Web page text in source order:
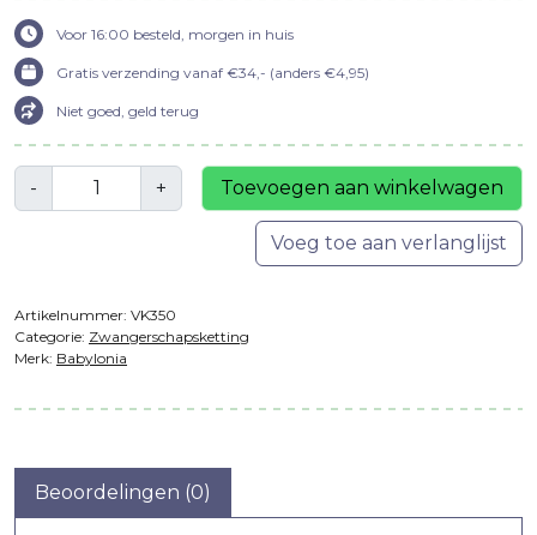
Voor 16:00 besteld, morgen in huis
Gratis verzending vanaf €34,- (anders €4,95)
Niet goed, geld terug
- + Toevoegen aan winkelwagen
Voeg toe aan verlanglijst
Artikelnummer: VK350
Categorie: Zwangerschapsketting
Merk: Babylonia
Beoordelingen (0)